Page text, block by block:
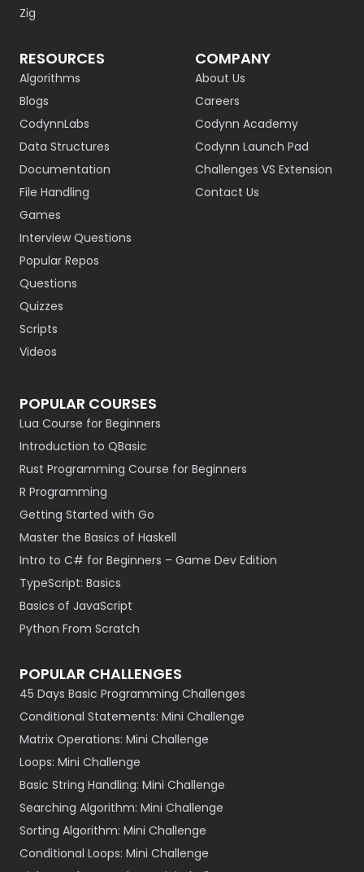
Zig
RESOURCES
Algorithms
Blogs
CodynnLabs
Data Structures
Documentation
File Handling
Games
Interview Questions
Popular Repos
Questions
Quizzes
Scripts
Videos
COMPANY
About Us
Careers
Codynn Academy
Codynn Launch Pad
Challenges VS Extension
Contact Us
POPULAR COURSES
Lua Course for Beginners
Introduction to QBasic
Rust Programming Course for Beginners
R Programming
Getting Started with Go
Master the Basics of Haskell
Intro to C# for Beginners – Game Dev Edition
TypeScript: Basics
Basics of JavaScript
Python From Scratch
POPULAR CHALLENGES
45 Days Basic Programming Challenges
Conditional Statements: Mini Challenge
Matrix Operations: Mini Challenge
Loops: Mini Challenge
Basic String Handling: Mini Challenge
Searching Algorithm: Mini Challenge
Sorting Algorithm: Mini Challenge
Conditional Loops: Mini Challenge